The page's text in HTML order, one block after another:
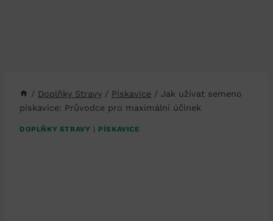
/ Doplňky Stravy / Pískavice / Jak užívat semeno
pískavice: Průvodce pro maximální účinek
DOPLŇKY STRAVY PÍSKAVICE